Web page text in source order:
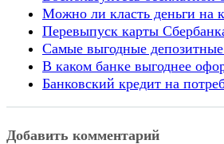
Можно ли класть деньги на
Перевыпуск карты
Самые выгодные
В каком банке выгоднее
Банковский кредит на
Добавить комментарий